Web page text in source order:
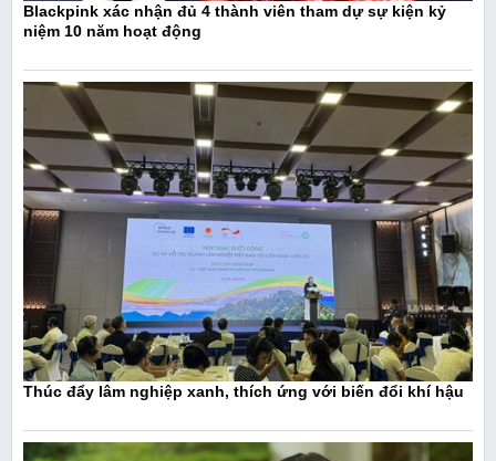
Blackpink xác nhận đủ 4 thành viên tham dự sự kiện kỷ
niệm 10 năm hoạt động
Thúc đẩy lâm nghiệp xanh, thích ứng với biến đổi khí hậu